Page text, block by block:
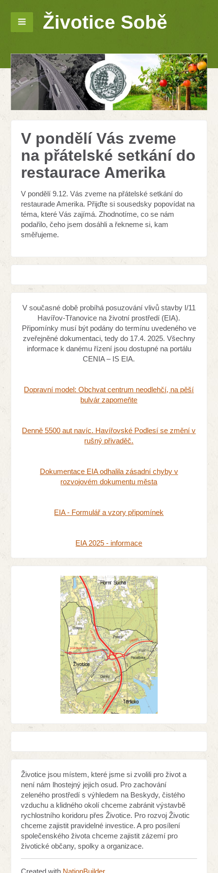
Životice Sobě
V pondělí Vás zveme
na přátelské setkání do
restaurace Amerika
V pondělí 9.12. Vás zveme na přátelské setkání do
restaurade Amerika. Přijďte si sousedsky popovídat na
téma, které Vás zajímá. Zhodnotíme, co se nám
podařilo, čeho jsem dosáhli a řekneme si, kam
směřujeme.
V současné době probíhá posuzování vlivů stavby I/11
Havířov-Třanovice na životní prostředí (EIA).
Připomínky musí být podány do termínu uvedeného ve
zveřejněné dokumentaci, tedy do 17.4. 2025. Všechny
informace k danému řízení jsou dostupné na portálu
CENIA – IS EIA.
Dopravní model: Obchvat centrum neodlehčí, na pěší
bulvár zapomeňte
Denně 5500 aut navíc. Havířovské Podlesí se změní v
rušný přivaděč.
Dokumentace EIA odhalila zásadní chyby v
rozvojovém dokumentu města
EIA - Formulář a vzory připomínek
EIA 2025 - informace
Životice jsou místem, které jsme si zvolili pro život a
není nám lhostejný jejich osud. Pro zachování
zeleného prostředí s výhledem na Beskydy, čistého
vzduchu a klidného okolí chceme zabránit výstavbě
rychlostního koridoru přes Životice. Pro rozvoj Životic
chceme zajistit pravidelné investice. A pro posílení
společenského života chceme zajistit zázemí pro
životické občany, spolky a organizace.
Created with NationBuilder